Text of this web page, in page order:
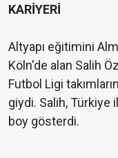
KARİYERİ
Altyapı eğitimini
Köln'de alan Salih
Futbol Ligi
giydi. Salih, Türkiye
boy gösterdi.